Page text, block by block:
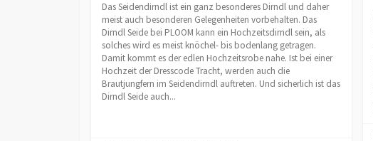
O
R
I
E
Das Seidendirndl ist ein ganz besonderes Dirndl und daher
meist auch besonderen Gelegenheiten vorbehalten. Das
Dirndl Seide bei PLOOM kann ein Hochzeitsdirndl sein, als
solches wird es meist knöchel- bis bodenlang getragen.
Damit kommt es der edlen Hochzeitsrobe nahe. Ist bei einer
Hochzeit der Dresscode Tracht, werden auch die
Brautjungfern im Seidendirndl auftreten. Und sicherlich ist das
Dirndl Seide auch...